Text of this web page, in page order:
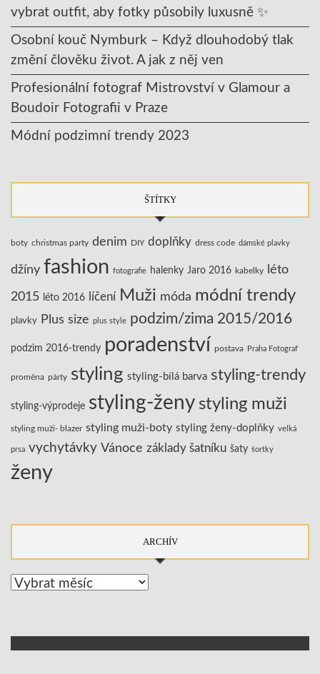
vybrat outfit, aby fotky působily luxusně ✨
Osobní kouč Nymburk – Když dlouhodobý tlak
změní člověku život. A jak z něj ven
Profesionální fotograf Mistrovství v Glamour a
Boudoir Fotografii v Praze
Módní podzimní trendy 2023
ŠTÍTKY
boty christmas party denim DIY doplňky dress code dámské plavky
džíny fashion fotografie halenky Jaro 2016 kabelky léto
2015 léto 2016 líčení Muži móda módní trendy
plavky Plus size plus style podzim/zima 2015/2016
podzim 2016-trendy poradenství postava Praha Fotograf
proměna párty styling styling-bílá barva styling-trendy
styling-výprodeje styling-ženy styling muži
styling muži- blazer styling muži-boty styling ženy-doplňky velká
prsa vychytávky Vánoce základy šatníku šaty šortky
ženy
ARCHÍV
Archív